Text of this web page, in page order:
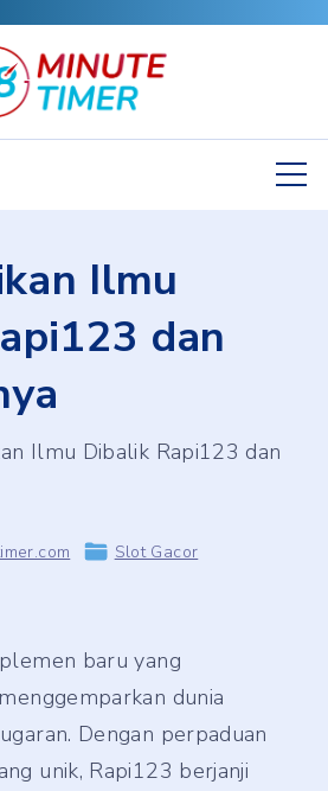
Ilmu
dan
Ilmu Dibalik Rapi123 dan
Slot Gacor
baru yang
dunia
Dengan perpaduan
unik, Rapi123 berjanji